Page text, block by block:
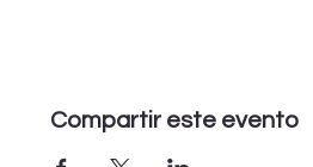
Compartir este evento